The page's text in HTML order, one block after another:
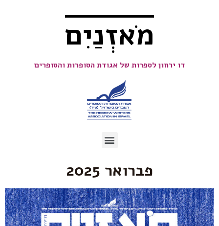
מֹאזְנַיִם
דו ירחון לספרות של אגודת הסופרות והסופרים
פברואר 2025